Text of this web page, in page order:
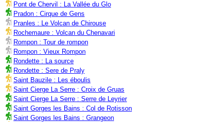
Pont de Chervil : La Vallée du Glo
Pradon : Cirque de Gens
Pranles : Le Volcan de Chirouse
Rochemaure : Volcan du Chenavari
Rompon : Tour de rompon
Rompon : Vieux Rompon
Rondette : La source
Rondette : Sere de Praly
Saint Bauzile : Les éboulis
Saint Cierge La Serre : Croix de Gruas
Saint Cierge La Serre : Serre de Leyrier
Saint Gorges les Bains : Col de Rotisson
Saint Gorges les Bains : Grangeon